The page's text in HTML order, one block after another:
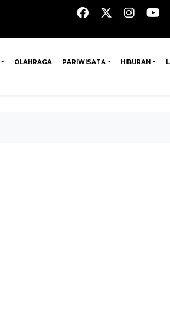
OLAHRAGA PARIWISATA HIBURAN